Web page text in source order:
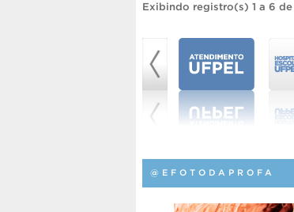
Exibindo registro(s) 1 a 6
@EFOTODAPROFA